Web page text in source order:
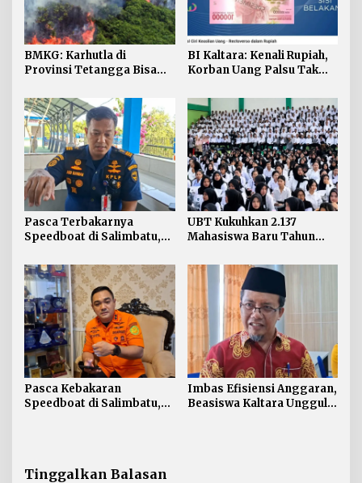
BMKG: Karhutla di
Provinsi Tetangga Bisa
Kaltara
BI Kaltara: Kenali Rupiah,
Korban Uang Palsu Tak
Pasca Terbakarnya
Speedboat di Salimbatu,
Pengawasan dan Edukasi
Awak Kapal
UBT Kukuhkan 2.137
Mahasiswa Baru Tahun
Pasca Kebakaran
Speedboat di Salimbatu,
Imbas Efisiensi Anggaran,
Beasiswa Kaltara Unggul
Tinggalkan Balasan